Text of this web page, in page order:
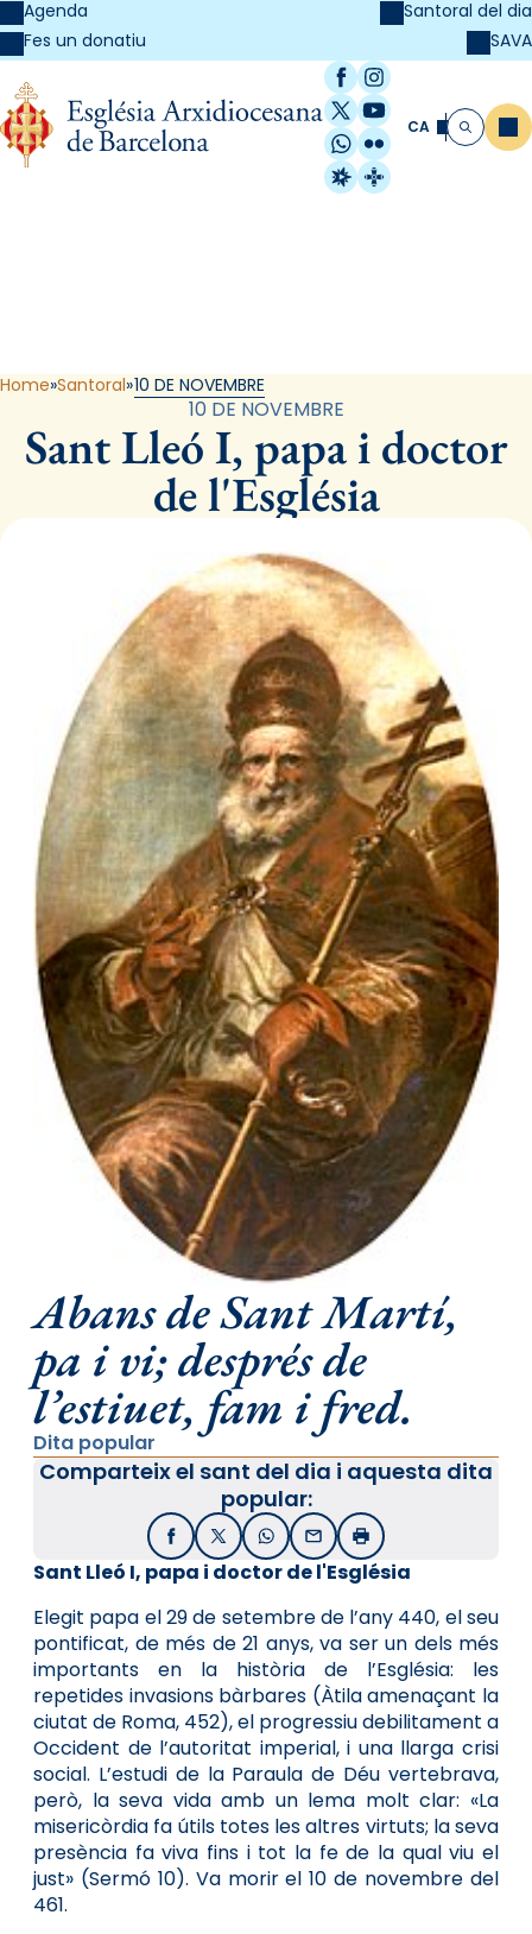
Agenda
Fes un donatiu
Santoral del dia
SAVA
Facebook
Instagram
X / Twitter
YouTube
WhatsApp
Flickr
Radio Estel
Catalunya
CA Cerca
Home Santoral 10 DE NOVEMBRE
10 DE NOVEMBRE
Sant Lleó I, papa i doctor
de l'Església
Abans de Sant Martí,
pa i vi; després de
l’estiuet, fam i fred.
Dita popular
Comparteix el sant del dia i aquesta dita
popular:
FacebookX / TwitterWhatsApp
EmailImprimir
Sant Lleó I, papa i doctor de l'Església
Elegit papa el 29 de setembre de l’any 440, el seu
pontificat, de més de 21 anys, va ser un dels més
importants en la història de l’Església: les
repetides invasions bàrbares (Àtila amenaçant la
ciutat de Roma, 452), el progressiu debilitament a
Occident de l’autoritat imperial, i una llarga crisi
social. L’estudi de la Paraula de Déu vertebrava,
però, la seva vida amb un lema molt clar: «La
misericòrdia fa útils totes les altres virtuts; la seva
presència fa viva fins i tot la fe de la qual viu el
just» (Sermó 10). Va morir el 10 de novembre del
461.